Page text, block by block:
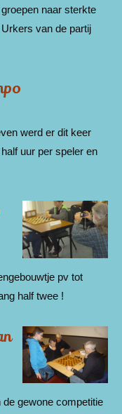
naar sterkte
van de partij
werd er dit keer
uur per speler en
pv tot
half twee !
gewone competitie